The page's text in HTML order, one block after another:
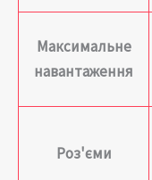
Максимальне
навантаження
Роз'єми